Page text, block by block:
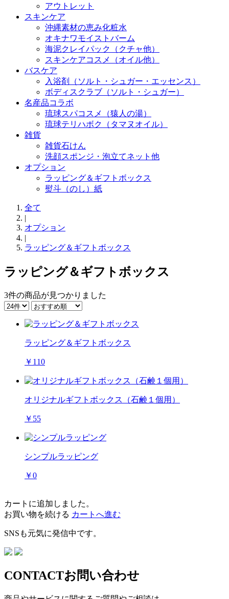
アウトレット
スキンケア
沖縄素材の恵み化粧水
オキナワモイストバーム
海泥クレイパック（クチャ他）
スキンケアコスメ（オイル他）
バスケア
入浴剤（ソルト・シュガー・エッセンス）
ボディスクラブ（ソルト・シュガー）
名産品コラボ
琉球スパコスメ（猿人の湯）
琉球テリハボク（タマヌオイル）
雑貨
雑貨石けん
洗顔スポンジ・泡立てネット他
オプション
ラッピング＆ギフトボックス
熨斗（のし）紙
全て
|
オプション
|
ラッピング＆ギフトボックス
ラッピング＆ギフトボックス
3件の商品が見つかりました
ラッピング＆ギフトボックス
￥110
オリジナルギフトボックス（石鹸１個用）
￥55
シンプルラッピング
￥0
カートに追加しました。
お買い物を続ける カートへ進む
SNSも元気に発信中です。
CONTACTお問い合わせ